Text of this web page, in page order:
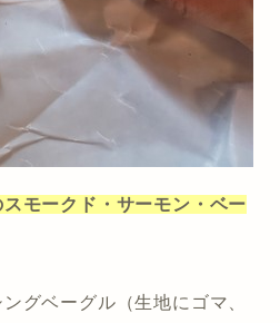
スモークド・サーモン・ベー
グベーグル（生地にゴマ、